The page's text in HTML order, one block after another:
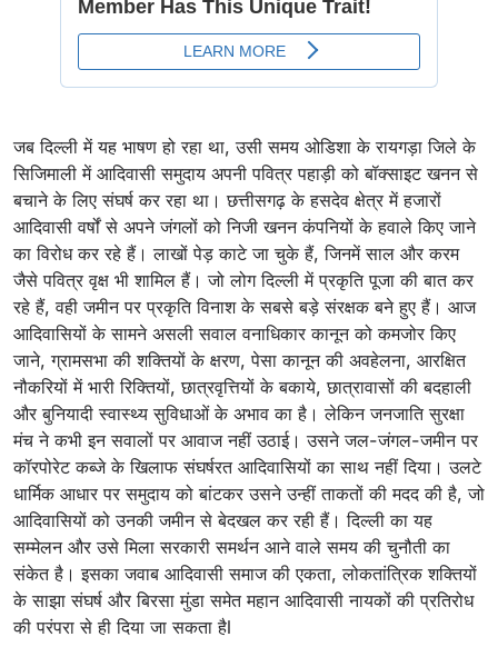
जब दिल्ली में यह भाषण हो रहा था, उसी समय ओडिशा के रायगड़ा जिले के
सिजिमाली में आदिवासी समुदाय अपनी पवित्र पहाड़ी को बॉक्साइट खनन से
बचाने के लिए संघर्ष कर रहा था। छत्तीसगढ़ के हसदेव क्षेत्र में हजारों
आदिवासी वर्षों से अपने जंगलों को निजी खनन कंपनियों के हवाले किए जाने
का विरोध कर रहे हैं। लाखों पेड़ काटे जा चुके हैं, जिनमें साल और करम
जैसे पवित्र वृक्ष भी शामिल हैं। जो लोग दिल्ली में प्रकृति पूजा की बात कर
रहे हैं, वही जमीन पर प्रकृति विनाश के सबसे बड़े संरक्षक बने हुए हैं। आज
आदिवासियों के सामने असली सवाल वनाधिकार कानून को कमजोर किए
जाने, ग्रामसभा की शक्तियों के क्षरण, पेसा कानून की अवहेलना, आरक्षित
नौकरियों में भारी रिक्तियों, छात्रवृत्तियों के बकाये, छात्रावासों की बदहाली
और बुनियादी स्वास्थ्य सुविधाओं के अभाव का है। लेकिन जनजाति सुरक्षा
मंच ने कभी इन सवालों पर आवाज नहीं उठाई। उसने जल-जंगल-जमीन पर
कॉरपोरेट कब्जे के खिलाफ संघर्षरत आदिवासियों का साथ नहीं दिया। उलटे
धार्मिक आधार पर समुदाय को बांटकर उसने उन्हीं ताकतों की मदद की है, जो
आदिवासियों को उनकी जमीन से बेदखल कर रही हैं। दिल्ली का यह
सम्मेलन और उसे मिला सरकारी समर्थन आने वाले समय की चुनौती का
संकेत है। इसका जवाब आदिवासी समाज की एकता, लोकतांत्रिक शक्तियों
के साझा संघर्ष और बिरसा मुंडा समेत महान आदिवासी नायकों की प्रतिरोध
की परंपरा से ही दिया जा सकता हैl